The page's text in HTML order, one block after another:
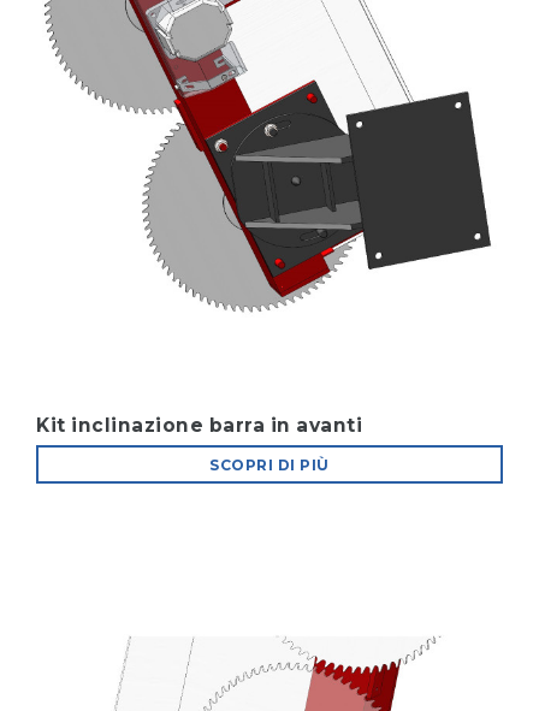
Kit inclinazione barra in avanti
SCOPRI DI PIÙ